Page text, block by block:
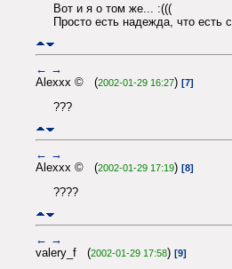
Вот и я о том же... :(((
Просто есть надежда, что есть
← →
Alexxx © (2002-01-29 16:27) [7]
???
← →
Alexxx © (2002-01-29 17:19) [8]
????
← →
valery_f (2002-01-29 17:58) [9]